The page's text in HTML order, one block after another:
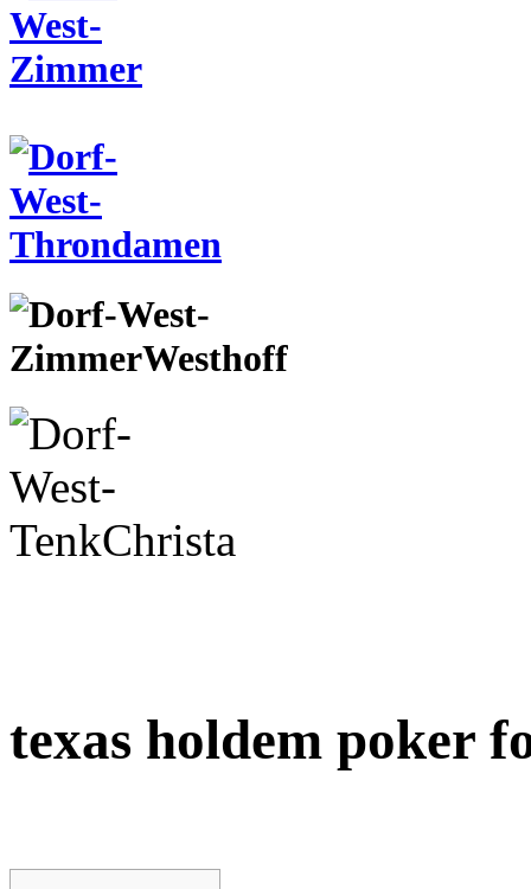
texas holdem poker